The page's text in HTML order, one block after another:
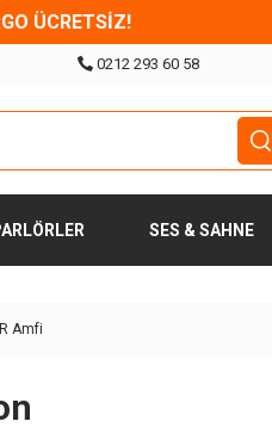
ÜCRETSİZ!
0212 293 60 58
SES & SAHNE
Amfi